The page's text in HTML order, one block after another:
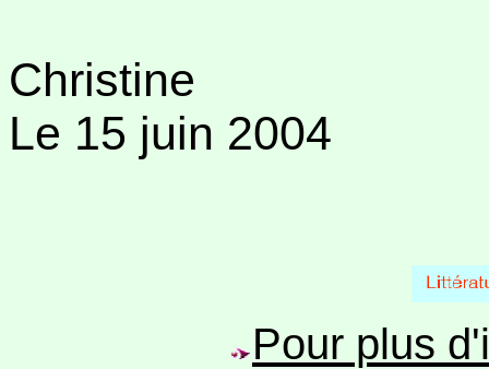
Christine
Le 15 juin 2004
Pour plus